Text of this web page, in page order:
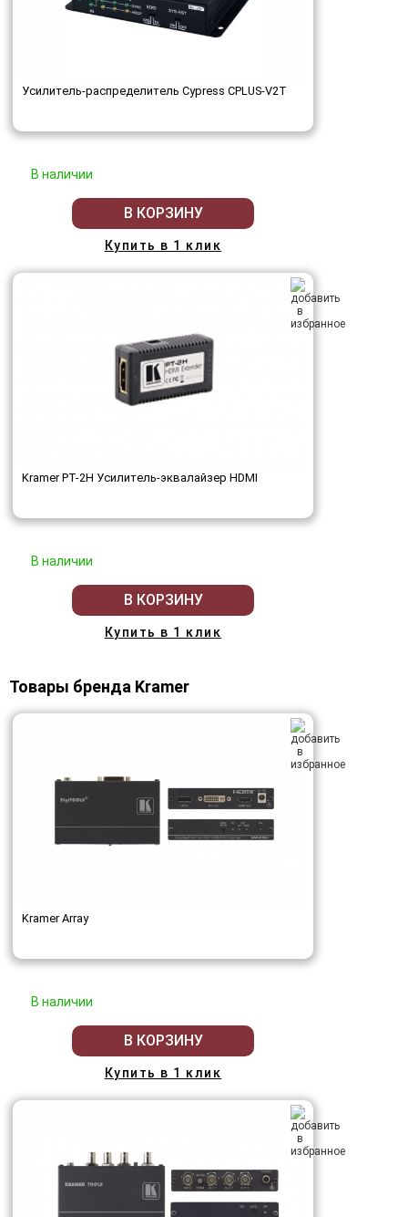
Усилитель-распределитель Cypress CPLUS-V2T
В наличии
В КОРЗИНУ
Купить в 1 клик
Kramer PT-2H Усилитель-эквалайзер HDMI
В наличии
В КОРЗИНУ
Купить в 1 клик
Товары бренда Kramer
Kramer Array
В наличии
В КОРЗИНУ
Купить в 1 клик